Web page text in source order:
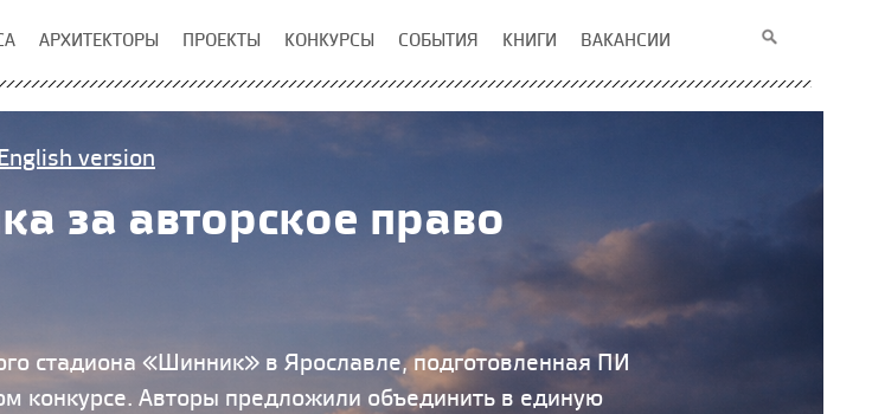
АРХИТЕКТОРЫ ПРОЕКТЫ КОНКУРСЫ СОБЫТИЯ КНИГИ ВАКАНСИИ
version
за авторское право
стадиона «Шинник» в Ярославле, подготовленная ПИ
конкурсе. Авторы предложили объединить в единую